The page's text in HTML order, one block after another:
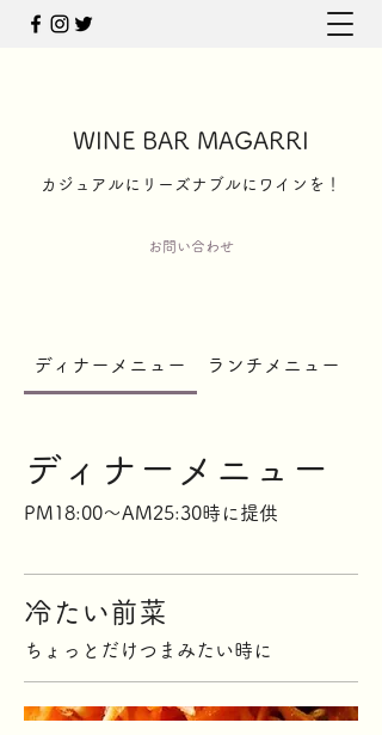
WINE BAR MAGARRI
​カジュアルにリーズナブルにワインを！
お問い合わせ
ディナーメニュー ランチメニュー
ディナーメニュー
PM18:00〜AM25:30時に提供
冷たい前菜
ちょっとだけつまみたい時に